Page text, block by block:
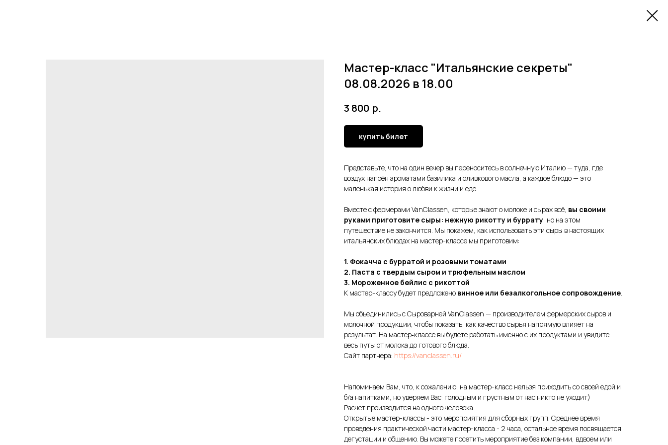
Мастер-класс "Итальянские секреты"
08.08.2026 в 18.00
3 800 р.
купить билет
Представьте, что на один вечер вы переноситесь в солнечную Италию — туда, где
воздух напоён ароматами базилика и оливкового масла, а каждое блюдо — это
маленькая история о любви к жизни и еде.
Вместе с фермерами VanClassen, которые знают о молоке и сырах всё, вы своими
руками приготовите сыры: нежную рикотту и буррату , но на этом
путешествие не закончится. Мы покажем, как использовать эти сыры в настоящих
итальянских блюдах на мастер-классе мы приготовим:
1. Фокачча с бурратой и розовыми томатами
2. Паста с твердым сыром и трюфельным маслом
3. Мороженное бейлис с рикоттой
К мастер-классу будет предложено винное или безалкогольное сопровождение
Мы объединились с Сыроварней VanClassen — производителем фермерских сыров и
молочной продукции, чтобы показать, как качество сырья напрямую влияет на
результат. На мастер‑классе вы будете работать именно с их продуктами и увидите
весь путь: от молока до готового блюда.
Сайт партнера: https://vanclassen.ru/
Напоминаем Вам, что, к сожалению, на мастер-класс нельзя приходить со своей едой и
б/а напитками, но уверяем Вас: голодным и грустным от нас никто не уходит)
Расчет производится на одного человека.
Открытые мастер-классы - это мероприятия для сборных групп. Среднее время
проведения практической части мастер-класса - 2 часа, остальное время посвящается
дегустации и общению. Вы можете посетить мероприятие без компании, вдвоем или